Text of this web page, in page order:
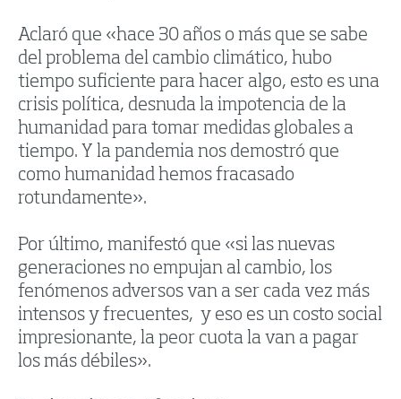
Aclaró que «hace 30 años o más que se sabe
del problema del cambio climático, hubo
tiempo suficiente para hacer algo, esto es una
crisis política, desnuda la impotencia de la
humanidad para tomar medidas globales a
tiempo. Y la pandemia nos demostró que
como humanidad hemos fracasado
rotundamente».
Por último, manifestó que «si las nuevas
generaciones no empujan al cambio, los
fenómenos adversos van a ser cada vez más
intensos y frecuentes, y eso es un costo social
impresionante, la peor cuota la van a pagar
los más débiles».